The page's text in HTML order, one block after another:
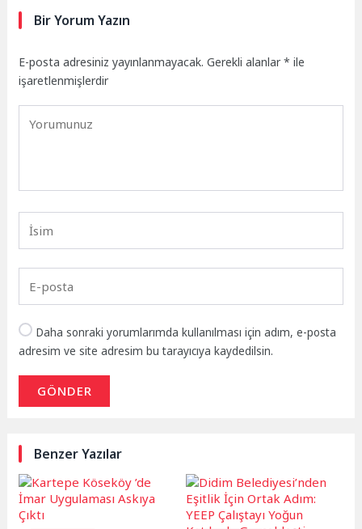
Bir Yorum Yazın
E-posta adresiniz yayınlanmayacak. Gerekli alanlar* ile
işaretlenmişlerdir
Daha sonraki yorumlarımda kullanılması için adım, e-posta
adresim ve site adresim bu tarayıcıya kaydedilsin.
GÖNDER
Benzer Yazılar